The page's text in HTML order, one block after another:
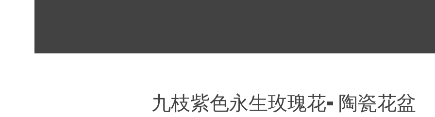
九枝紫色永生玫瑰花-陶瓷花盆